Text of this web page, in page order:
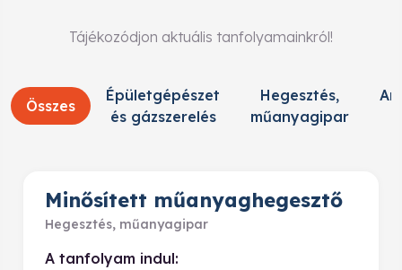
Tájékozódjon aktuális tanfolyamainkról!
Összes
Épületgépészet
és gázszerelés
Hegesztés,
műanyagipar
Minősített műanyaghegesztő
Hegesztés, műanyagipar
A tanfolyam indul: